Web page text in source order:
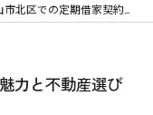
区での定期借家契約の魅力と不動産選びのポイント
力と不動産選び